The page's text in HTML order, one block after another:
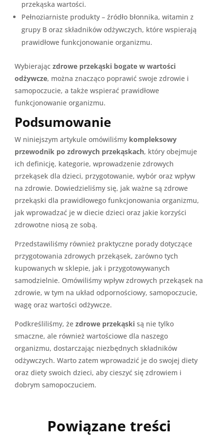
przekąska wartości.
Pełnoziarniste produkty – źródło błonnika, witamin z
grupy B oraz składników odżywczych, które wspierają
prawidłowe funkcjonowanie organizmu.
Wybierając zdrowe przekąski bogate w wartości
odżywcze, można znacząco poprawić swoje zdrowie i
samopoczucie, a także wspierać prawidłowe
funkcjonowanie organizmu.
Podsumowanie
W niniejszym artykule omówiliśmy kompleksowy
przewodnik po zdrowych przekąskach, który obejmuje
ich definicję, kategorie, wprowadzenie zdrowych
przekąsek dla dzieci, przygotowanie, wybór oraz wpływ
na zdrowie. Dowiedzieliśmy się, jak ważne są zdrowe
przekąski dla prawidłowego funkcjonowania organizmu,
jak wprowadzać je w diecie dzieci oraz jakie korzyści
zdrowotne niosą ze sobą.
Przedstawiliśmy również praktyczne porady dotyczące
przygotowania zdrowych przekąsek, zarówno tych
kupowanych w sklepie, jak i przygotowywanych
samodzielnie. Omówiliśmy wpływ zdrowych przekąsek na
zdrowie, w tym na układ odpornościowy, samopoczucie,
wagę oraz wartości odżywcze.
Podkreśliliśmy, że zdrowe przekąski są nie tylko
smaczne, ale również wartościowe dla naszego
organizmu, dostarczając niezbędnych składników
odżywczych. Warto zatem wprowadzić je do swojej diety
oraz diety swoich dzieci, aby cieszyć się zdrowiem i
dobrym samopoczuciem.
Powiązane treści